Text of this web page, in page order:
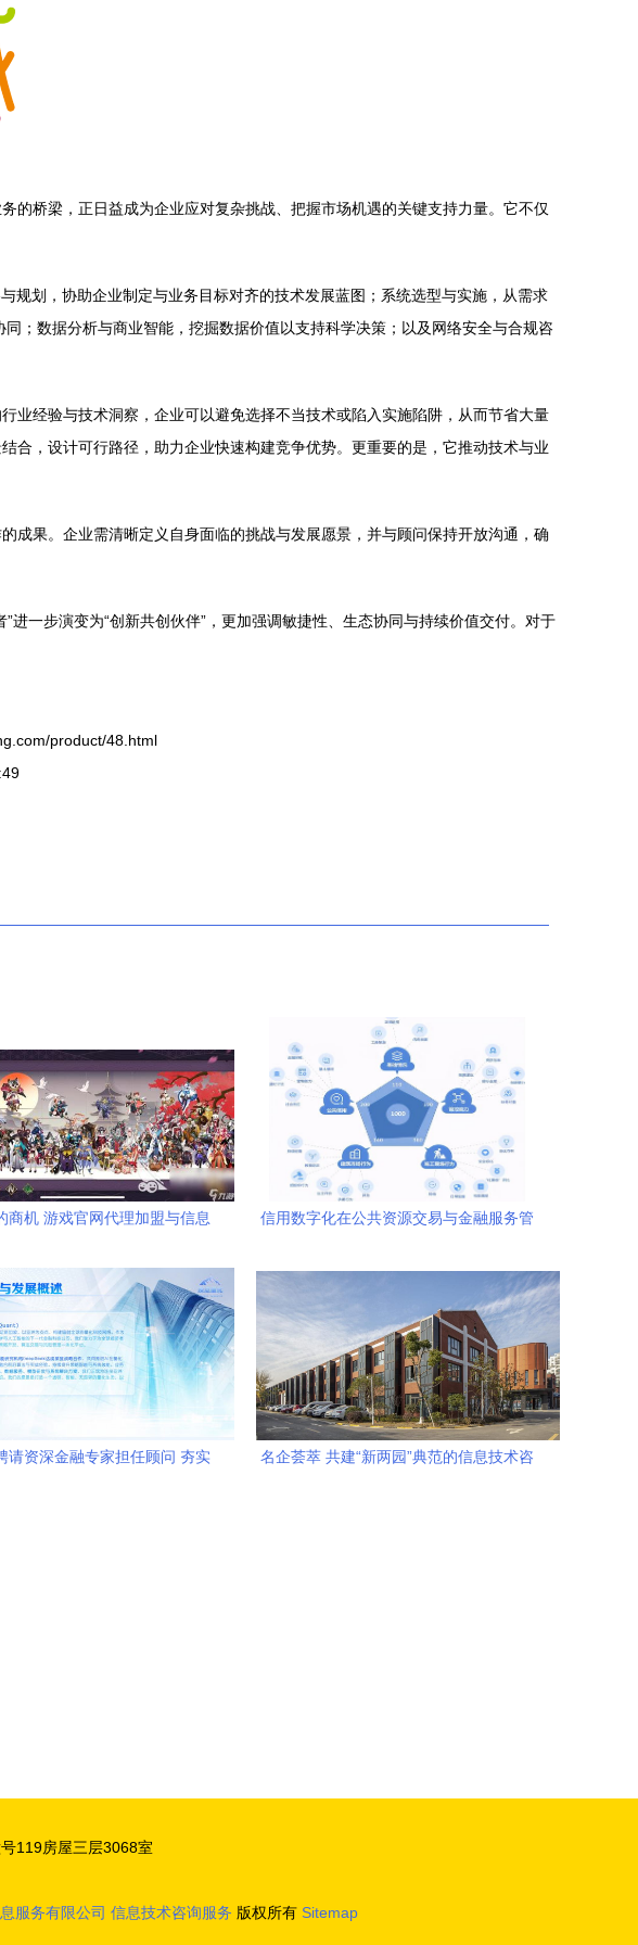
的桥梁，正日益成为企业应对复杂挑战、把握市场机遇的关键支持力量。它不仅
规划，协助企业制定与业务目标对齐的技术发展蓝图；系统选型与实施，从需求
；数据分析与商业智能，挖掘数据价值以支持科学决策；以及网络安全与合规咨
业经验与技术洞察，企业可以避免选择不当技术或陷入实施陷阱，从而节省大量
合，设计可行路径，助力企业快速构建竞争优势。更重要的是，它推动技术与业
成果。企业需清晰定义自身面临的挑战与发展愿景，并与顾问保持开放沟通，确
一步演变为“创新共创伙伴”，更加强调敏捷性、生态协同与持续价值交付。对于
product/48.html
商机 游戏官网代理加盟与信息
信用数字化在公共资源交易与金融服务管
请资深金融专家担任顾问 夯实
名企荟萃 共建“新两园”典范的信息技术咨
119房屋三层3068室
服务有限公司 信息技术咨询服务 版权所有 Sitemap